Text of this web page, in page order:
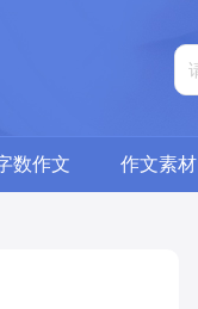
数作文 作文素材